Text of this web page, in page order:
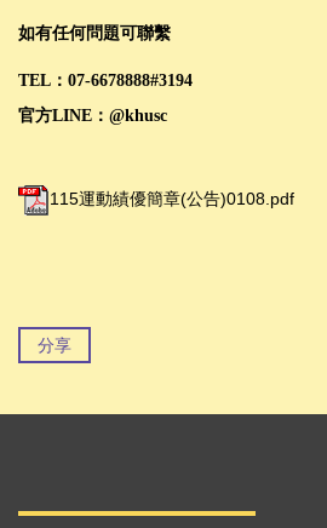
如有任何問題可聯繫
TEL：07-6678888#3194
官方LINE：@khusc
115運動績優簡章(公告)0108.pdf
分享